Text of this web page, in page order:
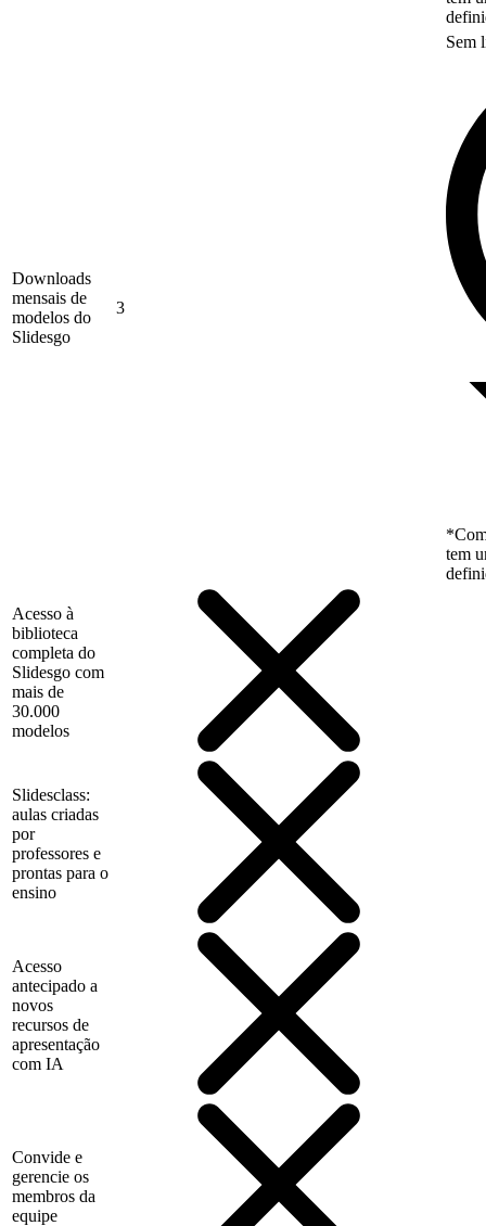
Downloads
mensais de
modelos do
Slidesgo
3
Sem
tem
Acesso à
biblioteca
completa do
Slidesgo com
mais de
30.000
modelos
Slidesclass:
aulas criadas
por
professores e
prontas para o
ensino
Acesso
antecipado a
novos
recursos de
apresentação
com IA
Convide e
gerencie os
membros da
equipe